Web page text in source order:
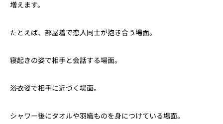
増えます。
たとえば、部屋着で恋人同士が抱き合う場面。
寝起きの姿で相手と会話する場面。
浴衣姿で相手に近づく場面。
シャワー後にタオルや羽織ものを身につけている場面。